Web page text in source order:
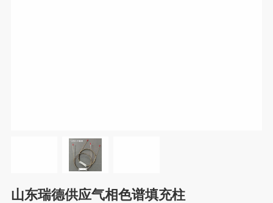
山东瑞德供应气相色谱填充柱